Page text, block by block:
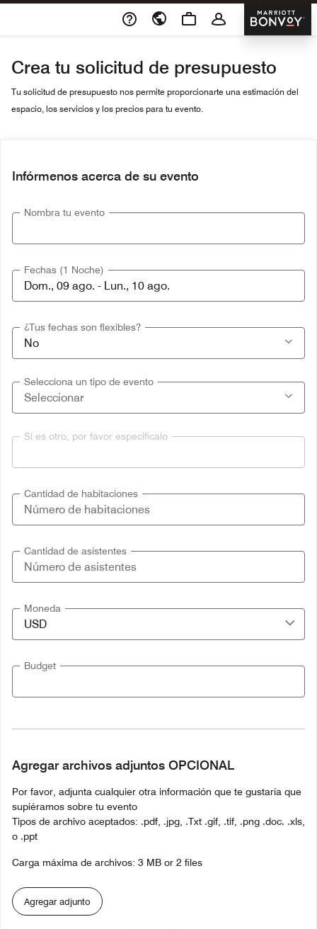
Skip To Content
Marriott
Crea tu solicitud de presupuesto
Tu solicitud de presupuesto nos permite proporcionarte una estimación del
espacio, los servicios y los precios para tu evento.
Infórmenos acerca de su evento
Nombra tu evento
Fechas (1 Noche)
¿Tus fechas son flexibles?
Selecciona un tipo de evento
Si es otro, por favor especifícalo
Cantidad de habitaciones
Cantidad de asistentes
Moneda
Budget
Agregar archivos adjuntos OPCIONAL
Por favor, adjunta cualquier otra información que te gustaría que
supiéramos sobre tu evento
Tipos de archivo aceptados: .pdf, .jpg, .Txt .gif, .tif, .png .doc. .xls,
o .ppt
Carga máxima de archivos: 3 MB or 2 files
Agregar adjunto